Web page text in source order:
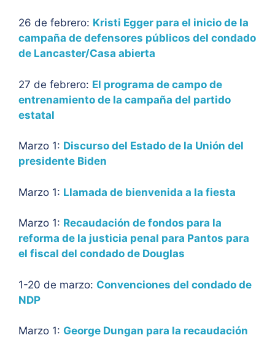
26 de febrero: Kristi Egger para el inicio de la
campaña de defensores públicos del condado
de Lancaster/Casa abierta
27 de febrero: El programa de campo de
entrenamiento de la campaña del partido
estatal
Marzo 1: Discurso del Estado de la Unión del
presidente Biden
Marzo 1: Llamada de bienvenida a la fiesta
Marzo 1: Recaudación de fondos para la
reforma de la justicia penal para Pantos para
el fiscal del condado de Douglas
1-20 de marzo: Convenciones del condado de
NDP
Marzo 1: George Dungan para la recaudación